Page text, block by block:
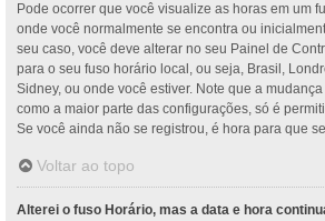
Pode ocorrer que você visualize as horas em um
onde você normalmente se encontra ou
seu caso, você deve alterar no seu Painel de
para o seu fuso horário local, ou seja, Brasil,
Sidney, ou onde você estiver. Note que a
como a maior parte das configurações, só é
Se você ainda não se registrou, é hora para que
Voltar ao topo
Alterei o fuso Horário, mas a data e hora